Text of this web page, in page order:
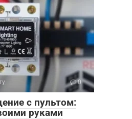
0
с пультом:
руками